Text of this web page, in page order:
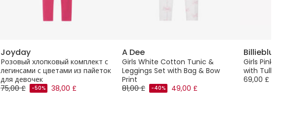
Joyday
Розовый хлопковый комплект с
легинсами с цветами из пайеток
для девочек
75,00 £
-50% 38,00 £
A Dee
Girls White Cotton Tunic &
Leggings Set with Bag & Bow
Print
81,00 £
-40% 49,00 £
Billieblush
Girls Pink
with Tulle
69,00 £